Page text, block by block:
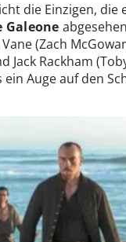
die Einzigen, die
Galeone
(Zach
Jack Rackham
Auge auf den